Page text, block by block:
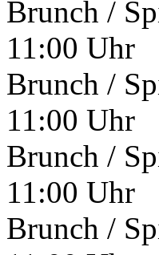
Brunch /
11:00 Uhr
Brunch /
11:00 Uhr
Brunch /
11:00 Uhr
Brunch /